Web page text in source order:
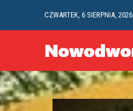
CZWARTEK, 6 SIERPNIA, 2026